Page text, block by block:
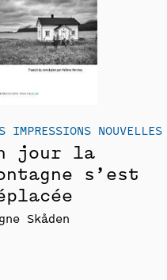
IMPRESSIONS NOUVELLES
jour la
s’est
Skåden